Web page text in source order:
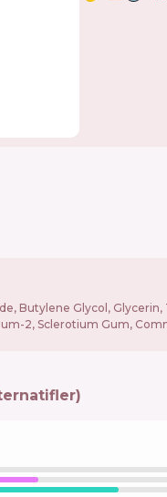
Butylene Glycol,
2, Sclerotium Gum,